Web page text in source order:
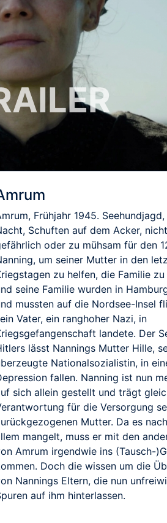
Frühjahr 1945.
Schuften auf dem Acker,
oder zu mühsam für den
um seiner Mutter in den
zu helfen, die Familie zu
seine Familie wurden in
mussten auf die Nordsee-Insel
Vater, ein ranghoher Nazi, in
landete. Der
lässt Nannings Mutter Hille,
Nationalsozialistin, in
fallen. Nanning ist nun
sich allein gestellt und trägt
für die Versorgung
Mutter. Da es
mangelt, muss er mit den
Amrum irgendwie ins (Tausch-
Doch die wissen um die
Nannings Eltern, die nun
auf ihm hinterlassen.